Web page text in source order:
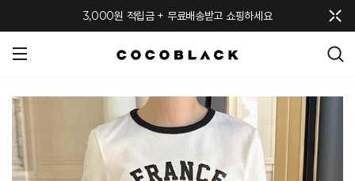
3,000원 적립금 + 무료배송받고 쇼핑하세요